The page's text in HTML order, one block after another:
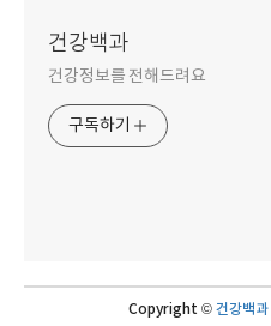
건강백과
건강정보를 전해드려요
구독하기
Copyright © 건강백과